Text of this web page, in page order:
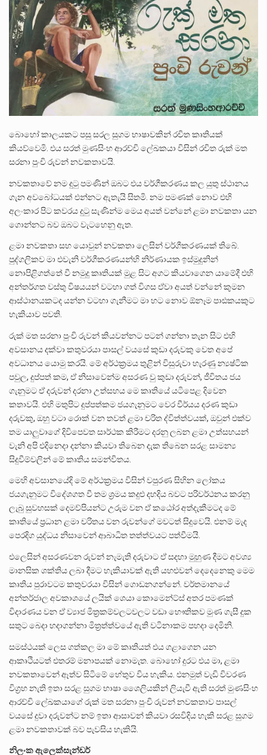
පසුගිය මැයි මස 31 දිනෙන් අවසන් වූ වසර තුළ ලොව පුරා විවිධ තනතුරු නාම වලින්…
මේ, දන්නා හඳුනන ලියන්නකුගේ නන්නාඳුනන අඩවියක සැරිසරා ලද ආස්වාදනීය මොහොතක සිංහාවලෝකනයකි .කෙටි කවියක දිගු බර…
වත්මන් ආණ්ඩුවේ ප්‍රධාන පාර්ශවකරුවා වන ජනතා විමුක්ති පෙරමුණේ කාලයක පටන් තිබුණු ප්‍රධාන සටන් පාඨයක් වූවේ…
බොහෝ කාලයකට පසු සරල සුගම භාෂාවකින් රචිත කෘතියක්
කියව්වෙමි. එය සරත් මුණසිංහ ආරච්චි ලේඛකයා විසින් රචිත රුක් මත
සරනා පුංචි රුවන් නවකතාවයි.
නවකතාවේ නම දුටු පමණින් ඔබට එය වර්ගීකරණය කල යුතු ස්ථානය
ගැන අවබෝධයක් එන්නට ඇතැයි සිතමි. නම පමණක් නොව එහි
අලංකාර පිට කවරය දුටු සැණින්ම මෙය අයත් වන්නේ ළමා නවකතා යන
ගොන්නට බව ඔබට වැටහෙනු ඇත.
ළමා නවකතා සහ යොවුන් නවකතා ලෙසින් වර්ගීකරණයක් තිබේ.
පුද්ගලිකව මා එවැනි වර්ගීකරණයන්හි නිර්ණායක ඉස්මුදුනින්
නොපිළිගත්තේ වී නමුදු කෘතියක් මුළ සිට අගට කියවාගෙන යාමේදී එහි
අන්තර්ගත වස්තු විෂයයන් වටහා ගත් විගස ඒවා අයත් වන්නේ කුමන
ආස්ථානයකටද යන්න වටහා ගැනීමට මා හට නොව ඕනෑම පාඪකයකුට
හැකියාව පවති.
රුක් මත සරනා පුංචි රුවන් කියවන්නට පටන් ගන්නා තැන සිට එහි
අවසානය දක්වා කතුවරයා පාසල් වයසේ කුඩා දරුවකු වෙත අපේ
අවධානය යොමු කරයි. මේ අර්ථක්‍රමය තුළින් විසුරුවා හැරණු න්‍යෂ්ටික
පවුල, දුප්පත් කම, ඒ නිසාවෙන්ම අසරණ වු කුඩා දරුවන්, ජීවිතය ජය
ගැනුමට ඒ දරුවන් දරනා උත්සහය මෙ කෘතියේ යටිපෙළ දිවෙන
කතාවයි. එහි මතුපිට දුප්පත්කම ජයගැනුමට වෙර වීර්යය දරණ කුඩා
දරුවකු, ඔහු වටා රොක් වන තවත් ළමා චරිත ද්විත්ත්වයක්, ඔවුන් එක්ව
තම යාලුවාගේ දිවිපෙවත සාර්ථක කිරීමට දරනු ලබන ළමා උත්සහයන්
වැනි අපි එදිනෙදා දන්නා කියවා තිබෙන දැක තිබෙන සරළ සාමන්‍ය
සිදුවීම්වලින් මේ කෘතිය සමන්විතය.
මෙහි අවසානයේදි මේ අර්ථක්‍රමය විසින් වපුරණ සිහින ලෝකය
ජයගැනුමට විදේශගත වී තම ශ්‍රමය කදුළු දහදිය බවට පරිවර්ථනය කරනු
ලැබු සුවහසක් දෙමව්පියන්ට උරුම වන ඒ කඨෝර අත්දැකීමටද මේ
කෘතියේ ප්‍රධාන ළමා චරිතය වන රුවන්ගේ මවටත් සිදුවෙයි. එනම් මැද
පෙරදිග යුද්ධය නිසාවෙන් ආබාධිත තත්ත්වයට පත්වීමයි.
එලෙසින් අසරණවන රුවන් නැමැති දරුවාට ඒ සදහා මුහුණ දීමට අවශ්‍ය
මානසික ශක්තිය ලබා දීමට හැකියාවක් ඇති යහළුවන් දෙදෙනෙකු මෙම
කෘතිය පුරාවටම කතුවරයා විසින් ගොඩනගන්නේ. වර්තමානයේ
අන්තර්ජාල අවකාශයේ ලයික් ශෙයා කොමෙන්ට්ස් අතර පමණක්
විදාරණය වන ඒ ව්‍යාජ මිත්‍රකම්වලටවලට වඩා භෞතිකව මුණ ගැසී දුක
සතුට බෙදා හදාගන්නා මිත්‍රත්ත්වයේ ඇති වටිනාකම පහදා දෙමිනි.
සමස්ථයක් ලෙස ගත්කල මා මේ කෘතියත් එය ගළාගෙන යන
ආකෘථියටත් එතරම් මනාපයක් නොමැත. බොහෝ දුරට එය මා, ළමා
නවකතාවෙන් ඈත්ව සිටිමේ හේතුව විය හැකිය. එනමුත් වැඩි විවරණ
විග්‍රහ නැති ඉතා සරළ සුගම භාෂා ශෛලියකින් ලියැවී ඇති සරත් මුණසිංහ
ආරච්චි ලේඛකයාගේ රුක් මත සරනා පුංචි රුවන් නවකතාව පාසල්
වයසේ දුවා දරුවන්ට නම් ඉතා ආසාවන් කියවා රසවිදිය හැකි සරළ සුගම
ළමා නවකතාවක් බව පැවසිය හැකියි.
නිලංක ඇලෙක්සැන්ඩර්